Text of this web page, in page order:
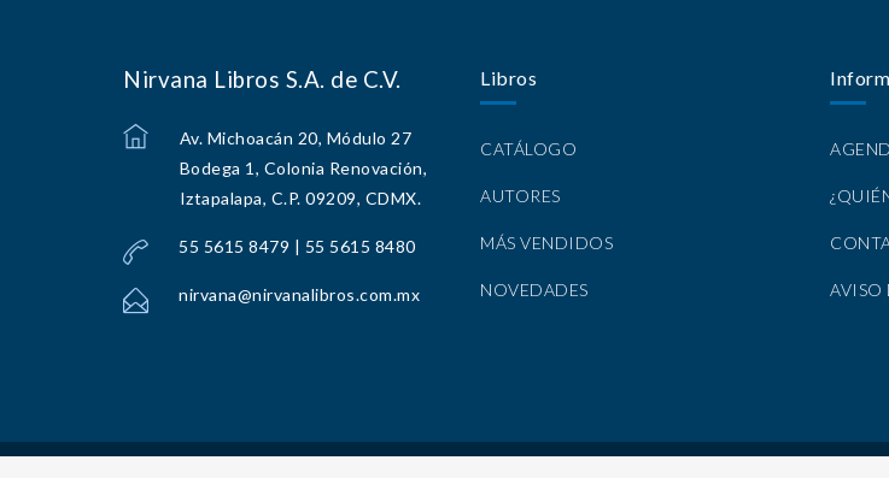
Nirvana Libros S.A. de C.V.
Av. Michoacán 20, Módulo 27
Bodega 1, Colonia Renovación,
Iztapalapa, C.P. 09209, CDMX.
55 5615 8479 | 55 5615 8480
nirvana@nirvanalibros.com.mx
Libros
CATÁLOGO
AUTORES
MÁS VENDIDOS
NOVEDADES AVISO